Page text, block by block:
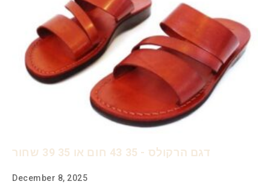
דגם הרקולס - 35 43 חום או 35 39 שחור
December 8, 2025